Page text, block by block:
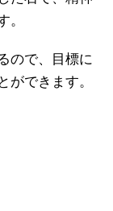
。
ので、目標に
ができます。